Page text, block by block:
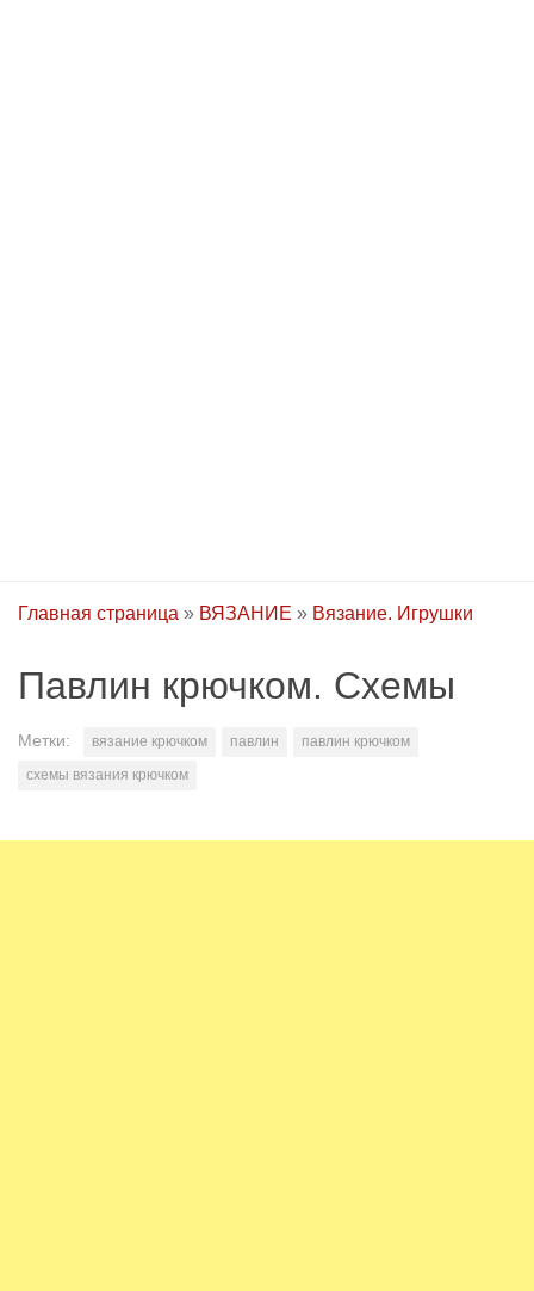
Главная страница » ВЯЗАНИЕ » Вязание. Игрушки
Павлин крючком. Схемы
Метки: вязание крючком павлин
павлин крючком
схемы вязания крючком